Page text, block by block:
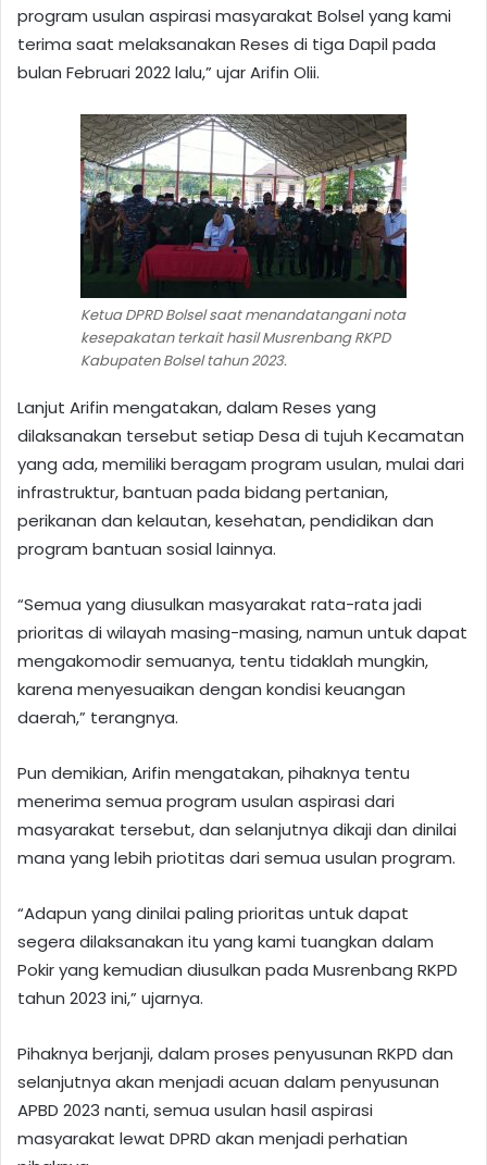
program usulan aspirasi masyarakat Bolsel yang kami
terima saat melaksanakan Reses di tiga Dapil pada
bulan Februari 2022 lalu,” ujar Arifin Olii.
Ketua DPRD Bolsel saat menandatangani nota
kesepakatan terkait hasil Musrenbang RKPD
Kabupaten Bolsel tahun 2023.
Lanjut Arifin mengatakan, dalam Reses yang
dilaksanakan tersebut setiap Desa di tujuh Kecamatan
yang ada, memiliki beragam program usulan, mulai dari
infrastruktur, bantuan pada bidang pertanian,
perikanan dan kelautan, kesehatan, pendidikan dan
program bantuan sosial lainnya.
“Semua yang diusulkan masyarakat rata-rata jadi
prioritas di wilayah masing-masing, namun untuk dapat
mengakomodir semuanya, tentu tidaklah mungkin,
karena menyesuaikan dengan kondisi keuangan
daerah,” terangnya.
Pun demikian, Arifin mengatakan, pihaknya tentu
menerima semua program usulan aspirasi dari
masyarakat tersebut, dan selanjutnya dikaji dan dinilai
mana yang lebih priotitas dari semua usulan program.
“Adapun yang dinilai paling prioritas untuk dapat
segera dilaksanakan itu yang kami tuangkan dalam
Pokir yang kemudian diusulkan pada Musrenbang RKPD
tahun 2023 ini,” ujarnya.
Pihaknya berjanji, dalam proses penyusunan RKPD dan
selanjutnya akan menjadi acuan dalam penyusunan
APBD 2023 nanti, semua usulan hasil aspirasi
masyarakat lewat DPRD akan menjadi perhatian